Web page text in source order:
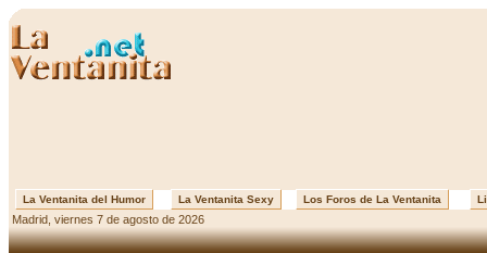
La Ventanita del Humor La Ventanita Sexy Los Foros de La Ventanita
Madrid, viernes 7 de agosto de 2026